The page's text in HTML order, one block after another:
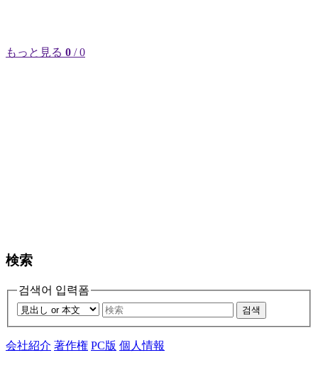
もっと見る 0 / 0
検索
검색어 입력폼
검색
会社紹介 著作権 PC版 個人情報